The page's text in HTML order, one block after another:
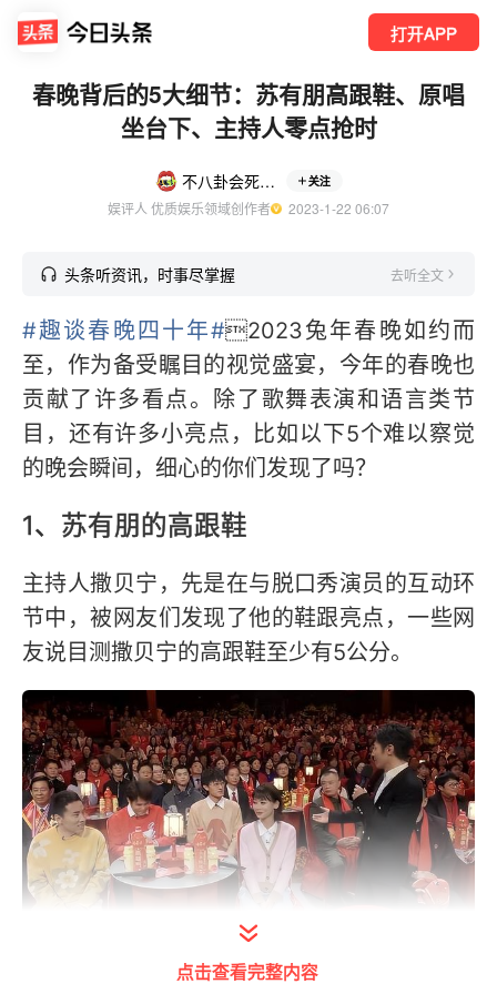
打开APP
春晚背后的5大细节：苏有朋高跟鞋、原唱
坐台下、主持人零点抢时
不八卦会死星人 关注
娱评人 优质娱乐领域创作者
  2023-1-22 06:07
头条听资讯，时事尽掌握 去听全文
#趣谈春晚四十年#2023兔年春晚如约而
至，作为备受瞩目的视觉盛宴，今年的春晚也
贡献了许多看点。除了歌舞表演和语言类节
目，还有许多小亮点，比如以下5个难以察觉
的晚会瞬间，细心的你们发现了吗？
1、苏有朋的高跟鞋
主持人撒贝宁，先是在与脱口秀演员的互动环
节中，被网友们发现了他的鞋跟亮点，一些网
友说目测撒贝宁的高跟鞋至少有5公分。
点击查看完整内容